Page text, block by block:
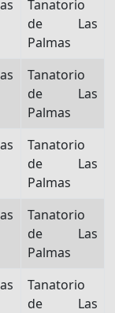
Tanatorio
de Las
Palmas
Tanatorio
de Las
Palmas
Tanatorio
de Las
Palmas
Tanatorio
de Las
Palmas
Tanatorio
de Las